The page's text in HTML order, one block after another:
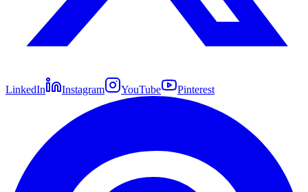
LinkedIn Instagram YouTube Pinterest